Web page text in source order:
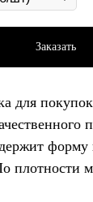
Заказать
для
форму
плотности